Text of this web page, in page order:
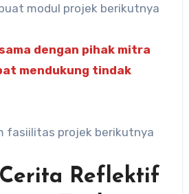
modul projek berikutnya
dengan pihak mitra
mendukung tindak
fasiilitas projek berikutnya
Reflektif